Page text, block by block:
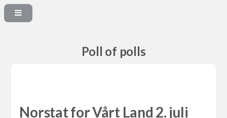
Poll of polls
Norstat for Vårt Land 2. juli